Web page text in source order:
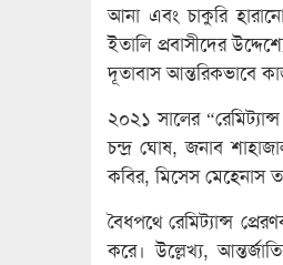
আনা এবং চাকুরি হারানো
ইতালি প্রবাসীদের
দূতাবাস আন্তরিকভাবে
২০২১ সালের
চন্দ্র ঘোষ, জনাব
কবির, মিসেস মেহেনাস
বৈধপথে রেমিট্যান্স
করে। উল্লেখ্য,